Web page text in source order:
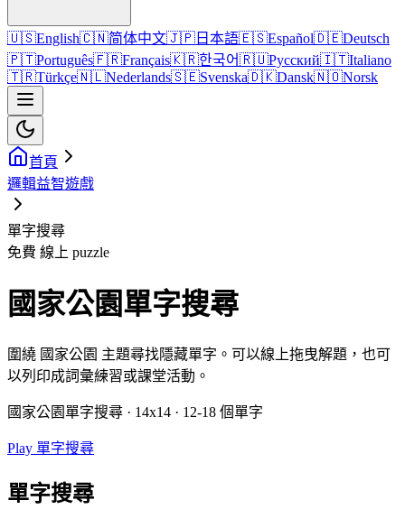
🇺🇸English🇨🇳简体中文🇯🇵 日本語🇪🇸Español🇩🇪Deutsch
🇵🇹Português🇫🇷Français🇰🇷한국어🇷🇺Русский🇮🇹Italiano
🇹🇷Türkçe🇳🇱Nederlands🇸🇪Svenska🇩🇰Dansk🇳🇴Norsk
首頁
邏輯益智遊戲
單字搜尋
免費 線上 puzzle
國家公園單字搜尋
圍繞 國家公園 主題尋找隱藏單字。可以線上拖曳解題，也可
以列印成詞彙練習或課堂活動。
國家公園單字搜尋 · 14x14 · 12-18 個單字
Play 單字搜尋
單字搜尋